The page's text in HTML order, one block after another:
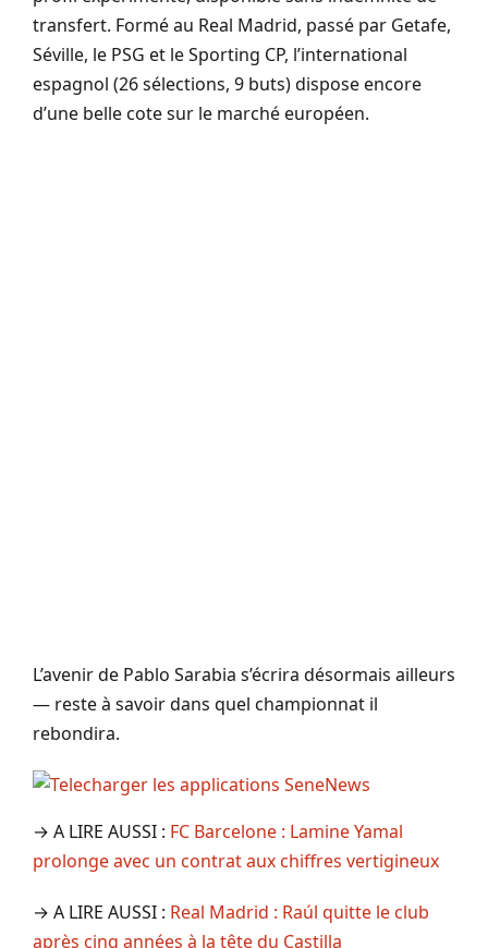
transfert. Formé au Real Madrid, passé par Getafe,
Séville, le PSG et le Sporting CP, l’international
espagnol (26 sélections, 9 buts) dispose encore
d’une belle cote sur le marché européen.
L’avenir de Pablo Sarabia s’écrira désormais ailleurs
— reste à savoir dans quel championnat il
rebondira.
→ A LIRE AUSSI : FC Barcelone : Lamine Yamal
prolonge avec un contrat aux chiffres vertigineux
→ A LIRE AUSSI : Real Madrid : Raúl quitte le club
après cinq années à la tête du Castilla